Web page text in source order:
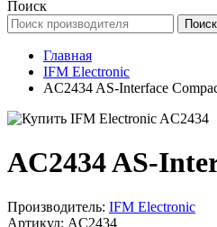
Поиск
Поиск
Главная
IFM Electronic
AC2434 AS-Interface
AC2434 AS-
Производитель: IFM Electronic
Артикул: AC2434